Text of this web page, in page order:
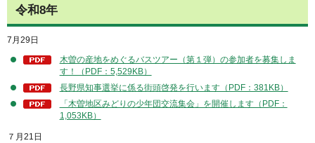
令和8年
7月29日
木曽の産地をめぐるバスツアー（第１弾）の参加者を募集しま
す！（PDF：5,529KB）
長野県知事選挙に係る街頭啓発を行います（PDF：381KB）
「木曽地区みどりの少年団交流集会」を開催します（PDF：
1,053KB）
７月21日